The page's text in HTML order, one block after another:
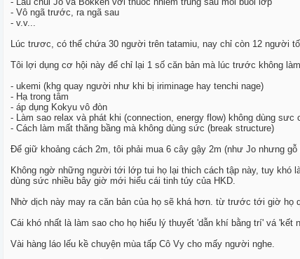
- Vô ngã trước, ra ngã sau
- v.v...
Lúc trươc, có thể chứa 30 người trên tatamiu, nay chỉ còn 12 người
Tôi lợi dụng cơ hội này để chỉ lại 1 số căn bản mà lúc trước không
- ukemi (khg quay người như khi bị iriminage hay tenchi nage)
- Hạ trong tâm
- áp dụng Kokyu vô đòn
- Làm sao relax và phát khi (connection, energy flow) không dùng sưc
- Cách làm mất thăng bầng mà không dùng sức (break structure)
Để giữ khoảng cách 2m, tôi phải mua 6 cây gậy 2m (như Jo nhưng
Không ngờ những người tới lớp tui họ lại thich cách tập này, tuy khó
dùng sức nhiều bây giờ mới hiểu cái tinh túy của HKD.
Nhờ dịch này may ra căn bản của họ sẽ khá hơn. từ trước tới giờ họ
Cái khó nhất là làm sao cho họ hiểu lý thuyết 'dẫn khí bằng trí' vá 'kết
Vài hàng láo lếu kề chuyện mùa tấp Cô Vy cho mấy người nghe.